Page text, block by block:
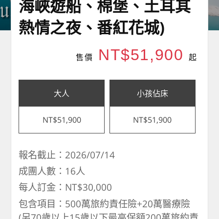
海峽遊船、棉堡、土耳其
熱情之夜、番紅花城)
售價 NT$51,900 起
大人
NT$51,900
小孩佔床
NT$51,900
報名截止：2026/07/14
成團人數：16人
每人訂金：NT$30,000
包含項目：500萬旅約責任險+20萬醫療險